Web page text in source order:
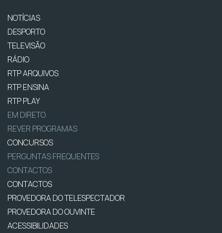
NOTÍCIAS
DESPORTO
TELEVISÃO
RÁDIO
RTP ARQUIVOS
RTP ENSINA
RTP PLAY
EM DIRETO
REVER PROGRAMAS
CONCURSOS
PERGUNTAS FREQUENTES
CONTACTOS
CONTACTOS
PROVEDORA DO TELESPECTADOR
PROVEDORA DO OUVINTE
ACESSIBILIDADES